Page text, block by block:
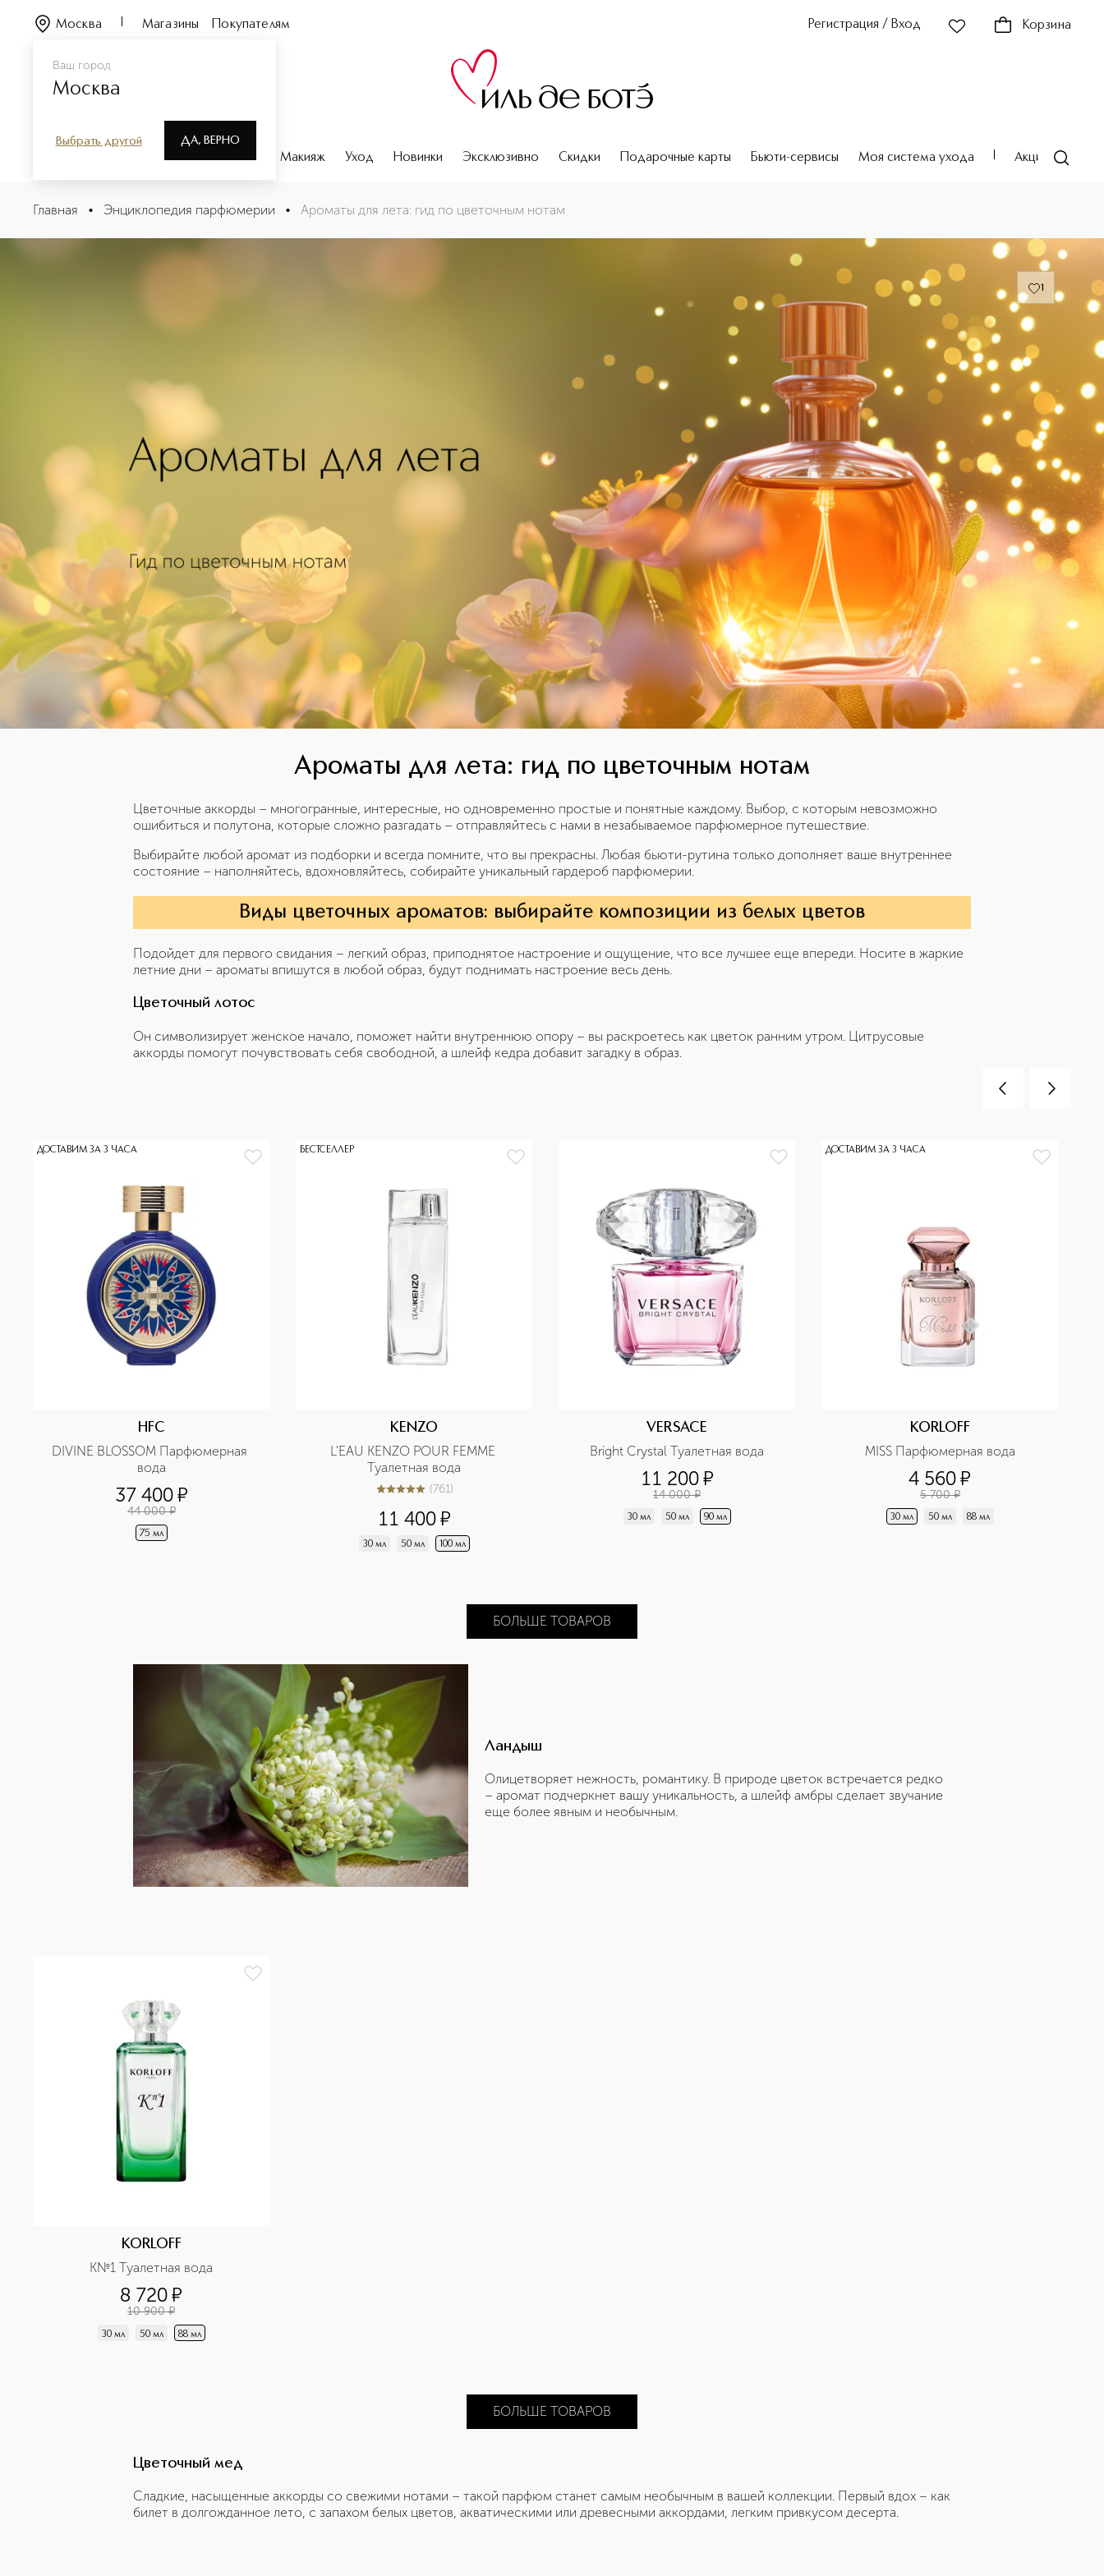
Ваш город
Москва
Выбрать другой ДА, ВЕРНО
Москва Магазины Покупателям Регистрация / Вход Корзина
Парфюмерия Макияж Уход Новинки Эксклюзивно Скидки Подарочные карты Бьюти-сервисы Моя система ухода Акции
Ароматы для лета: гид по цветочным нотам
Главная • Энциклопедия парфюмерии • Ароматы для лета: гид по цветочным нотам
Ароматы для лета: гид по цветочным нотам
Цветочные аккорды – многогранные, интересные, но одновременно простые и понятные каждому. Выбор, с которым невозможно
ошибиться и полутона, которые сложно разгадать – отправляйтесь с нами в незабываемое парфюмерное путешествие.
Выбирайте любой аромат из подборки и всегда помните, что вы прекрасны. Любая бьюти-рутина только дополняет ваше внутреннее
состояние – наполняйтесь, вдохновляйтесь, собирайте уникальный гардероб парфюмерии.
Виды цветочных ароматов: выбирайте композиции из белых цветов
Подойдет для первого свидания – легкий образ, приподнятое настроение и ощущение, что все лучшее еще впереди. Носите в жаркие
летние дни – ароматы впишутся в любой образ, будут поднимать настроение весь день.
Цветочный лотос
Он символизирует женское начало, поможет найти внутреннюю опору – вы раскроетесь как цветок ранним утром. Цитрусовые
аккорды помогут почувствовать себя свободной, а шлейф кедра добавит загадку в образ.
ДОСТАВИМ ЗА 3 ЧАСА
HFC
DIVINE BLOSSOM Парфюмерная
вода
37 400¤
44 000 ¤
75 мл
БЕСТСЕЛЛЕР
KENZO
L'EAU KENZO POUR FEMME
Туалетная вода
5из 5761 (761)
11 400¤
30 мл 50 мл 100 мл
VERSACE
Bright Crystal Туалетная вода
11 200¤
14 000 ¤
30 мл 50 мл 90 мл
ДОСТАВИМ ЗА 3 ЧАСА
KORLOFF
MISS Парфюмерная вода
4 560¤
5 700 ¤
30 мл 50 мл 88 мл
БОЛЬШЕ ТОВАРОВ
Ландыш
Олицетворяет нежность, романтику. В природе цветок встречается редко
– аромат подчеркнет вашу уникальность, а шлейф амбры сделает звучание
еще более явным и необычным.
KORLOFF
K№1 Туалетная вода
8 720¤
10 900 ¤
30 мл 50 мл 88 мл
БОЛЬШЕ ТОВАРОВ
Цветочный мед
Сладкие, насыщенные аккорды со свежими нотами – такой парфюм станет самым необычным в вашей коллекции. Первый вдох – как
билет в долгожданное лето, с запахом белых цветов, акватическими или древесными аккордами, легким привкусом десерта.
1